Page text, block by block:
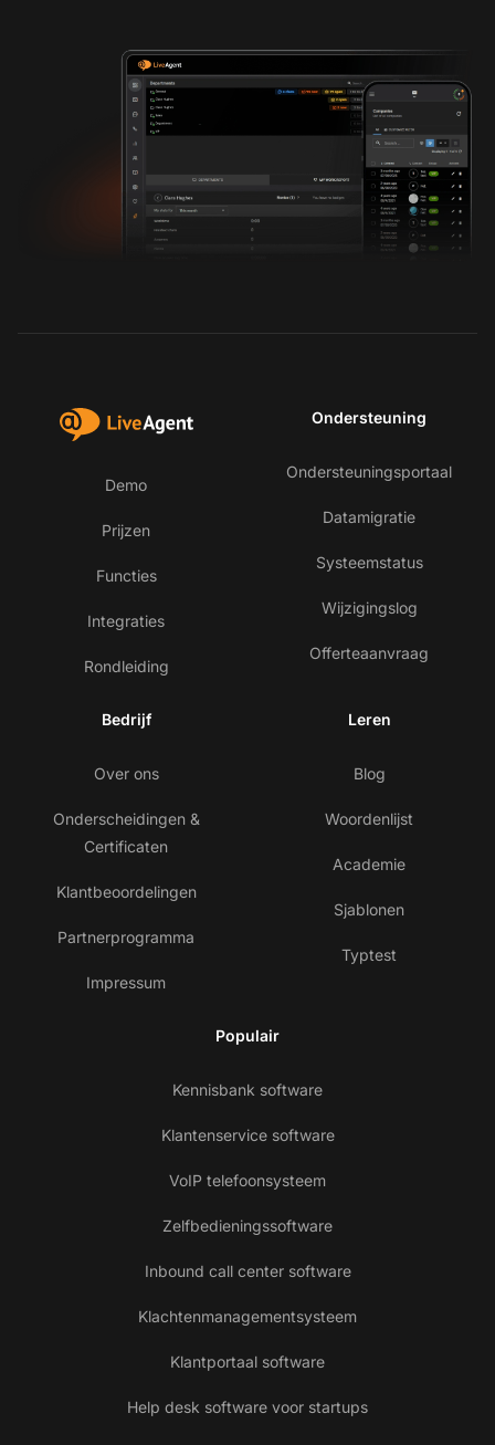
Demo
Prijzen
Functies
Integraties
Rondleiding
Ondersteuning
Ondersteuningsportaal
Datamigratie
Systeemstatus
Wijzigingslog
Offerteaanvraag
Bedrijf
Over ons
Onderscheidingen &
Certificaten
Klantbeoordelingen
Partnerprogramma
Impressum
Leren
Blog
Woordenlijst
Academie
Sjablonen
Typtest
Populair
Kennisbank software
Klantenservice software
VoIP telefoonsysteem
Zelfbedieningssoftware
Inbound call center software
Klachtenmanagementsysteem
Klantportaal software
Help desk software voor startups